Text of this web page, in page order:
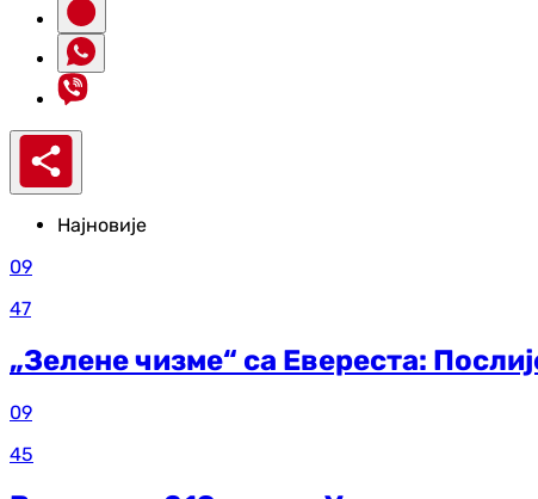
Најновије
09
47
„Зелене чизме“ са Евереста:
09
45